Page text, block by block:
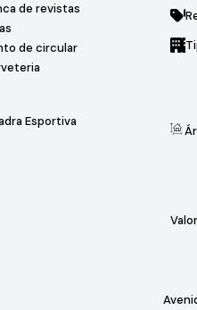
de revistas
de circular
Esportiva